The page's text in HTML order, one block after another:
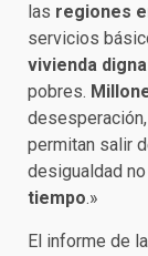
las regiones
servicios
vivienda digna
pobres.
permitan salir
desigualdad
tiempo.»
El informe de